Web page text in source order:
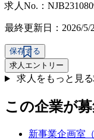
求人No.：
最終更新日：2026/5/
保存する
求人エントリー
求人をもっと見る
この企業が
新事業企画室